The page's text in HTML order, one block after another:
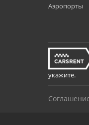
Аэропорты
укажите.